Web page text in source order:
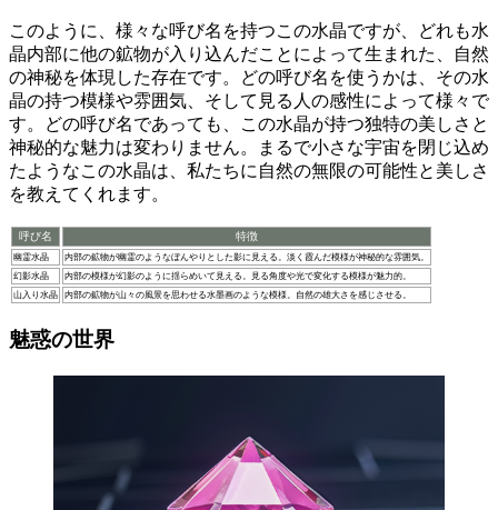
このように、様々な呼び名を持つこの水晶ですが、どれも水
晶内部に他の鉱物が入り込んだことによって生まれた、自然
の神秘を体現した存在です。どの呼び名を使うかは、その水
晶の持つ模様や雰囲気、そして見る人の感性によって様々で
す。どの呼び名であっても、この水晶が持つ独特の美しさと
神秘的な魅力は変わりません。まるで小さな宇宙を閉じ込め
たようなこの水晶は、私たちに自然の無限の可能性と美しさ
を教えてくれます。
呼び名 特徴
幽霊水晶
内部の鉱物が幽霊のようなぼんやりとした影に見える。淡く霞んだ模様が神秘的な雰囲気。
幻影水晶
内部の模様が幻影のように揺らめいて見える。見る角度や光で変化する模様が魅力的。
山入り水晶
内部の鉱物が山々の風景を思わせる水墨画のような模様。自然の雄大さを感じさせる。
魅惑の世界